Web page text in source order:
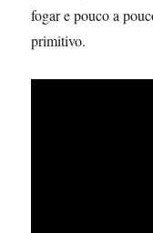
fogar e pouco a
primitivo.